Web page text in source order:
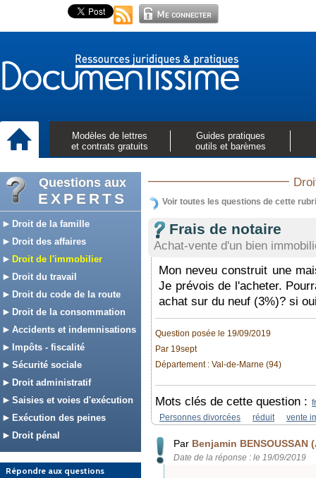
Modèles de lettres
et contrats gratuits
Guides pratiques
outils et barèmes
Questions aux
EXPERTS
Droit de la famille
Droit des affaires
Droit de l'immobilier
Droit du travail
Droit du code de la route
Droit de la consommation
Accidents et indemnisations
Impôts - fiscalité
Sécurité sociale
Droit administratif
Saisies et voies d'exécution
Exécution des peines
Droit pénal
Répondre aux questions
Voir toutes les questions de cette
Frais de notaire
Achat-vente d'un bien
Mon neveu construit une
Je prévois de l'acheter.
achat sur du neuf (3%)? si
Question posée le 19/09/2019
Par 19sept
Département : Val-de-Marne (94)
Mots clés de cette question :
Personnes divorcées
réduit vente
Par Benjamin BENSOUSSAN
Date de la réponse : le 19/09/2019